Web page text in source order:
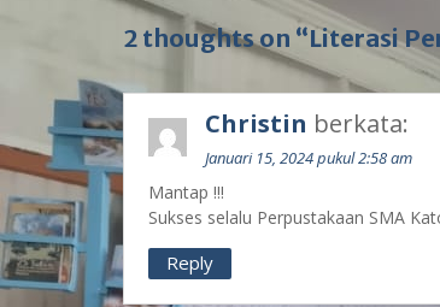
2 thoughts on “Literasi
Christin berkata:
Januari 15, 2024 pukul 2:58 am
Mantap !!!
Sukses selalu Perpustakaan SMA
Reply